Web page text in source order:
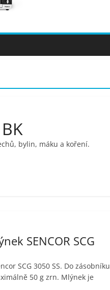
bylin, máku a koření.
SENCOR SCG
SCG 3050 SS. Do zásobníku
50 g zrn. Mlýnek je